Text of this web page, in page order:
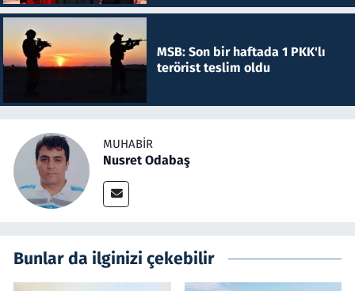
MSB: Son bir haftada 1 PKK'lı
terörist teslim oldu
MUHABIR
Nusret Odabaş
Bunlar da ilginizi çekebilir